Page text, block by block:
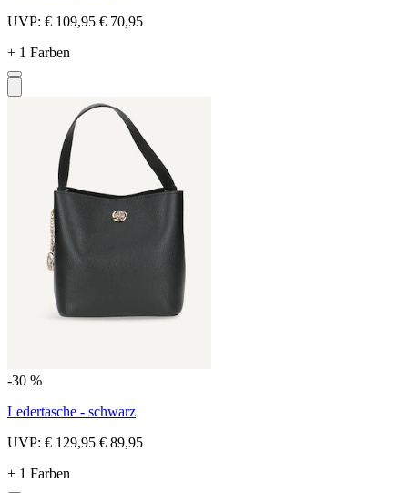
UVP: € 109,95 € 70,95
+ 1 Farben
-30 %
Ledertasche - schwarz
UVP: € 129,95 € 89,95
+ 1 Farben